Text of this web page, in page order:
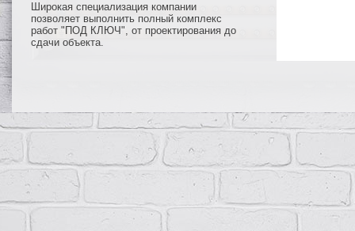
Широкая специализация компании
позволяет выполнить полный комплекс
работ "ПОД КЛЮЧ", от проектирования до
сдачи объекта.